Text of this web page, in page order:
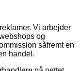
Vi arbejder
og
såfremt en
handel.